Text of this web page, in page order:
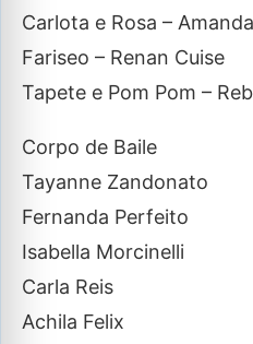
Carlota e Rosa –
Fariseo – Renan Cuise
Tapete e Pom Pom –
Corpo de Baile
Tayanne Zandonato
Fernanda Perfeito
Isabella Morcinelli
Carla Reis
Achila Felix